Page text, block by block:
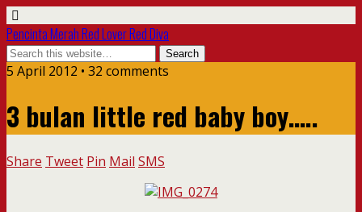
Pencinta Merah Red Lover Red Diva
5 April 2012 • 32 comments
3 bulan little red baby boy…..
Share Tweet Pin Mail SMS